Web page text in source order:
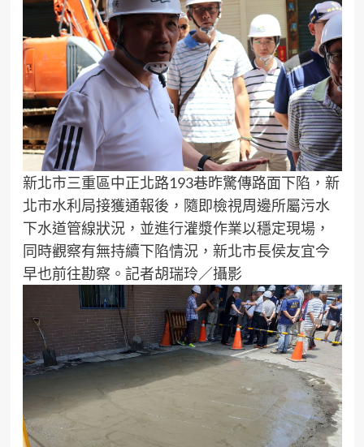
新北市三重區中正北路193巷昨驚傳路面下陷，新
北市水利局接獲通報後，隨即檢視周邊所屬污水
下水道管線狀況，並進行灌漿作業以穩定現場，
同時觀察有無持續下陷情況，新北市長侯友宜今
早也前往勘察。記者胡瑞玲／攝影